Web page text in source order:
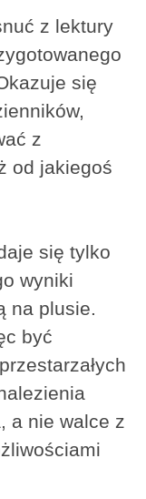
z lektury
się
z
od jakiegoś
się tylko
wyniki
na plusie.
być
a nie walce z